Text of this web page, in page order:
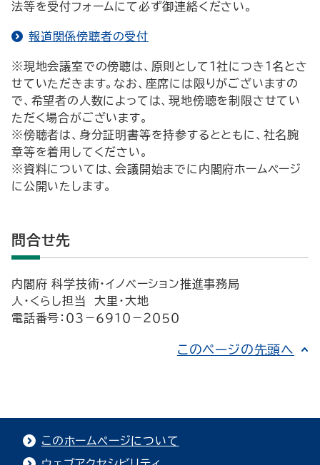
法等を受付フォームにて必ず御連絡ください。
報道関係傍聴者の受付
※現地会議室での傍聴は、原則として１社につき１名とさ
せていただきます。なお、座席には限りがございますの
で、希望者の人数によっては、現地傍聴を制限させてい
ただく場合がございます。
※傍聴者は、身分証明書等を持参するとともに、社名腕
章等を着用してください。
※資料については、会議開始までに内閣府ホームページ
に公開いたします。
問合せ先
内閣府 科学技術・イノベーション推進事務局
人・くらし担当 大里・大地
電話番号：０３－６９１０－２０５０
このページの先頭へ
このホームページについて